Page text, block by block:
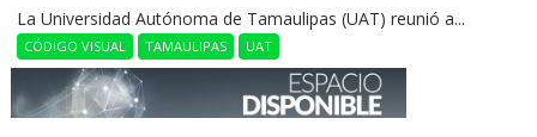
La Universidad Autónoma de Tamaulipas (UAT) reunió a...
CÓDIGO VISUAL TAMAULIPAS UAT